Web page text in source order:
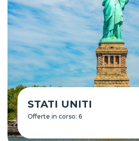
STATI UNITI
Offerte in corso: 6